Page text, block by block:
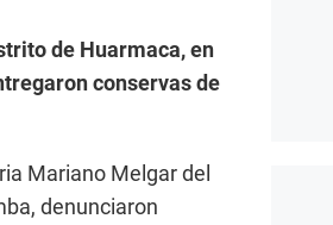
de Huarmaca, en
conservas de
Mariano Melgar del
denunciaron